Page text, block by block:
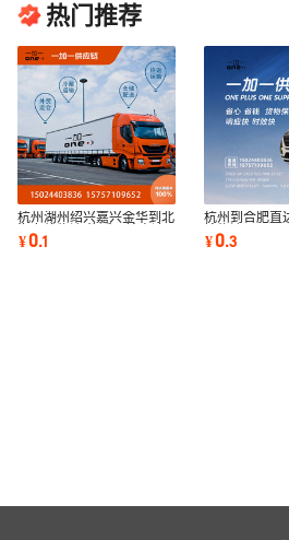
热门推荐
杭州湖州绍兴嘉兴金华到北
海专线物流 往返运输直达
车辆整车零担
¥0.1
杭州到合肥直
输物流公司天
送往返运输
¥0.3